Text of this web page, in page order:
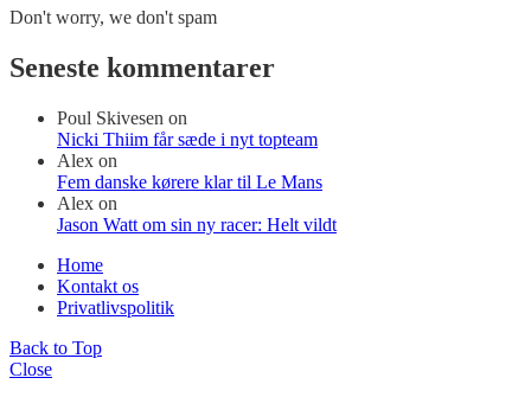
Don't worry, we don't spam
Seneste kommentarer
Poul Skivesen on
Nicki Thiim får sæde i nyt topteam
Alex on
Fem danske kørere klar til Le Mans
Alex on
Jason Watt om sin ny racer: Helt vildt
Home
Kontakt os
Privatlivspolitik
Back to Top
Close